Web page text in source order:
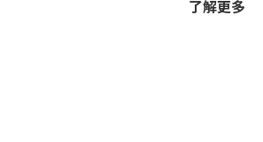
了解更多